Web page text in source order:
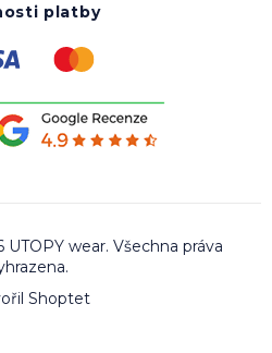
platby
Shoptet
wear. Všechna práva